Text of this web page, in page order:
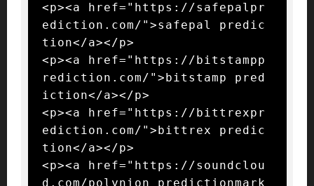
<p><a href="https://safepalpr
ediction.com/">safepal predic
tion</a></p>
<p><a href="https://bitstampp
rediction.com/">bitstamp pred
iction</a></p>
<p><a href="https://bittrexpr
ediction.com/">bittrex predic
tion</a></p>
<p><a href="https://soundclou
d.com/polynion_predictionmark